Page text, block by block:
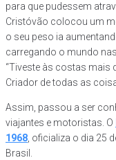
para que pudessem
Cristóvão colocou um
o seu peso ia
carregando o mundo
“Tiveste às costas mais
Criador de todas as
Assim, passou a ser
viajantes e motoristas. O
1968 , oficializa o dia 25
Brasil.